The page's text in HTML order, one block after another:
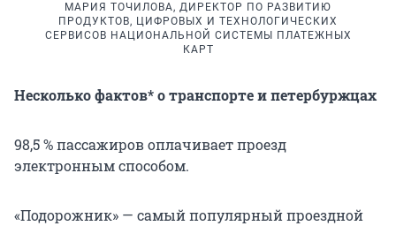
МАРИЯ ТОЧИЛОВА, ДИРЕКТОР ПО РАЗВИТИЮ
ПРОДУКТОВ, ЦИФРОВЫХ И ТЕХНОЛОГИЧЕСКИХ
СЕРВИСОВ НАЦИОНАЛЬНОЙ СИСТЕМЫ ПЛАТЕЖНЫХ
КАРТ
Несколько фактов* о транспорте и петербуржцах
98,5 % пассажиров оплачивает проезд
электронным способом.
«Подорожник» — самый популярный проездной